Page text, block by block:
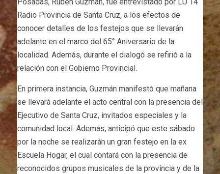
Radio Provincia de Santa Cruz, a los efectos de
conocer detalles de los festejos que se llevarán
adelante en el marco del 65° Aniversario de la
localidad. Además, durante el dialogó se refirió a la
relación con el Gobierno Provincial.
En primera instancia, Guzmán manifestó que mañana
se llevará adelante el acto central con la presencia del
Ejecutivo de Santa Cruz, invitados especiales y la
comunidad local. Además, anticipó que este sábado
por la noche se realizarán un gran festejo en la ex
Escuela Hogar, el cual contará con la presencia de
reconocidos grupos musicales de la provincia y de la